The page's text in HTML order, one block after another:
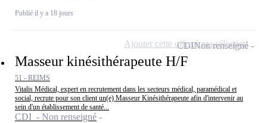
Publié il y a 18 jours
Masseur kinésithérapeute H/F
51 - REIMS
Vitalis Médical, expert en recrutement dans les secteurs médical, paramédical et
social, recrute pour son client un(e) Masseur Kinésithérapeute afin d'intervenir au
sein d'un établissement de santé...
CDI - Non renseigné
CDINon renseigné
Ajouter cette offre à ma sélection